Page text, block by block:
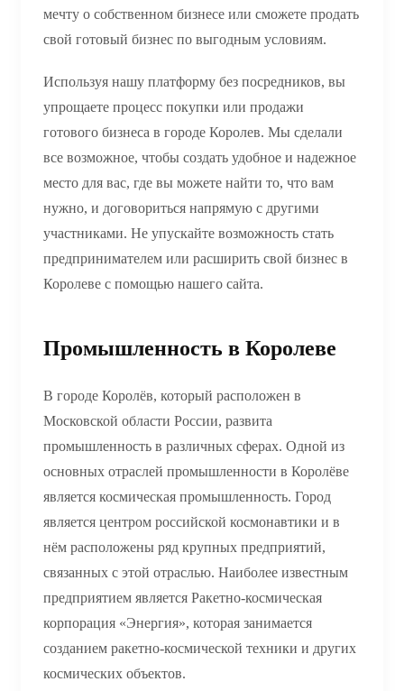
мечту о собственном бизнесе или сможете продать
свой готовый бизнес по выгодным условиям.
Используя нашу платформу без посредников, вы
упрощаете процесс покупки или продажи
готового бизнеса в городе Королев. Мы сделали
все возможное, чтобы создать удобное и надежное
место для вас, где вы можете найти то, что вам
нужно, и договориться напрямую с другими
участниками. Не упускайте возможность стать
предпринимателем или расширить свой бизнес в
Королеве с помощью нашего сайта.
Промышленность в Королеве
В городе Королёв, который расположен в
Московской области России, развита
промышленность в различных сферах. Одной из
основных отраслей промышленности в Королёве
является космическая промышленность. Город
является центром российской космонавтики и в
нём расположены ряд крупных предприятий,
связанных с этой отраслью. Наиболее известным
предприятием является Ракетно-космическая
корпорация «Энергия», которая занимается
созданием ракетно-космической техники и других
космических объектов.